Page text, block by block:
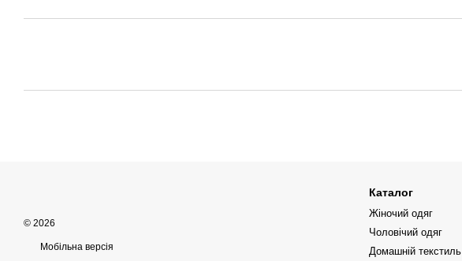
© 2026
Мобільна версія
Каталог
Жіночий одяг
Чоловічий одяг
Домашній текстиль